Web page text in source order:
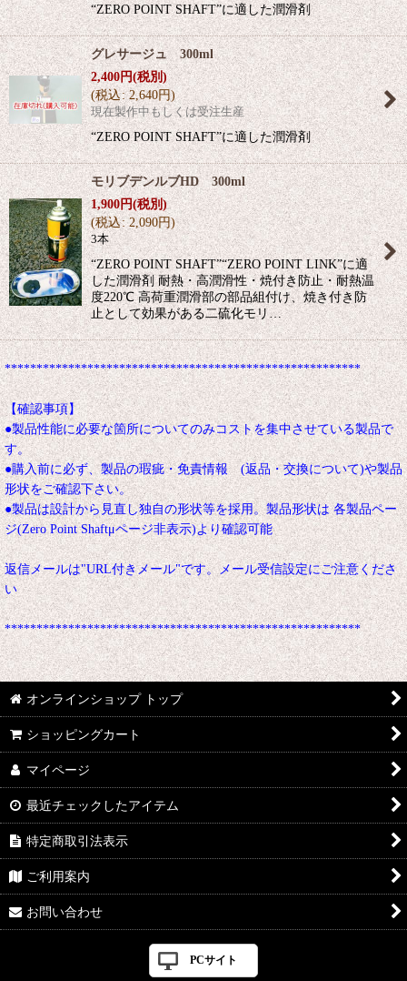
“ZERO POINT SHAFT”に適した潤滑剤
グレサージュ 300ml
2,400円(税別)
(税込: 2,640円)
現在製作中もしくは受注生産
“ZERO POINT SHAFT”に適した潤滑剤
モリブデンルブHD 300ml
1,900円(税別)
(税込: 2,090円)
3本
“ZERO POINT SHAFT”“ZERO POINT LINK”に適
した潤滑剤 耐熱・高潤滑性・焼付き防止・耐熱温
度220℃ 高荷重潤滑部の部品組付け、焼き付き防
止として効果がある二硫化モリ…
********************************************************
【確認事項】
●製品性能に必要な箇所についてのみコストを集中させている製品で
す。
●購入前に必ず、製品の瑕疵・免責情報 (返品・交換について)や製品
形状をご確認下さい。
●製品は設計から見直し独自の形状等を採用。製品形状は 各製品ペー
ジ(Zero Point Shaftμページ非表示)より確認可能
返信メールは"URL付きメール"です。メール受信設定にご注意くださ
い
********************************************************
オンラインショップ トップ
ショッピングカート
マイページ
最近チェックしたアイテム
特定商取引法表示
ご利用案内
お問い合わせ
PCサイト